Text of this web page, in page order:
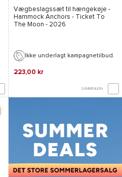
Vægbeslagssæt til hængekøje -
Hammock Anchors - Ticket To
The Moon - 2026
Ikke underlagt kampagnetilbud.
223,00 kr
SAMMENLIGN